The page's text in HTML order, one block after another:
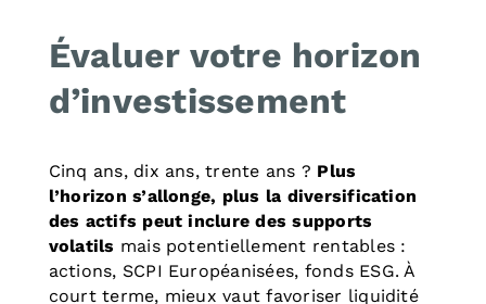
Évaluer votre horizon
d’investissement
Cinq ans, dix ans, trente ans ? Plus
l’horizon s’allonge, plus la diversification
des actifs peut inclure des supports
volatils mais potentiellement rentables :
actions, SCPI Européanisées, fonds ESG. À
court terme, mieux vaut favoriser liquidité